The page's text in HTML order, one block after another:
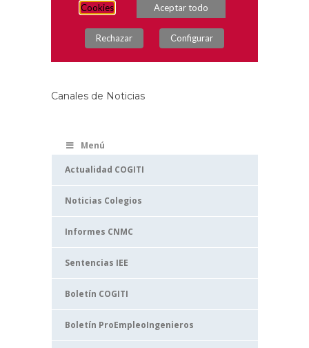
Canales de Noticias
Menú
Actualidad COGITI
Noticias Colegios
Informes CNMC
Sentencias IEE
Boletín COGITI
Boletín ProEmpleoIngenieros